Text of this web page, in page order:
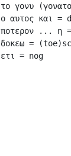
το γονυ
ο αυτος και =
ποτερον ...
δοκεω =